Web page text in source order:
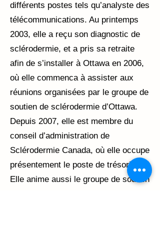
différents postes tels qu’analyste des
télécommunications. Au printemps
2003, elle a reçu son diagnostic de
sclérodermie, et a pris sa retraite
afin de s’installer à Ottawa en 2006,
où elle commenca à assister aux
réunions organisées par le groupe de
soutien de sclérodermie d’Ottawa.
Depuis 2007, elle est membre du
conseil d’administration de
Sclérodermie Canada, où elle occupe
présentement le poste de trésorière.
Elle anime aussi le groupe de soutien